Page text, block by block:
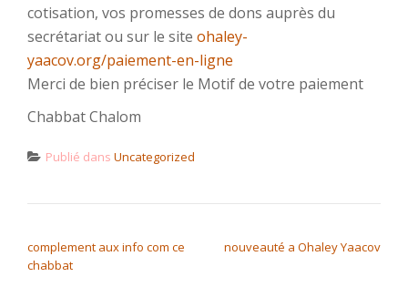
cotisation, vos promesses de dons auprès du
secrétariat ou sur le site ohaley-
yaacov.org/paiement-en-ligne
Merci de bien préciser le Motif de votre paiement
Chabbat Chalom
Publié dans Uncategorized
complement aux info com ce
chabbat
nouveauté a Ohaley Yaacov